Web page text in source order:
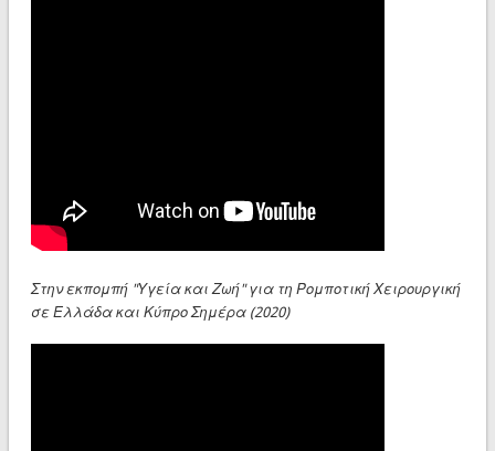
Στην εκπομπή "Υγεία και Ζωή" για τη Ρομποτική Χειρουργική
σε Ελλάδα και Κύπρο Σημέρα (2020)